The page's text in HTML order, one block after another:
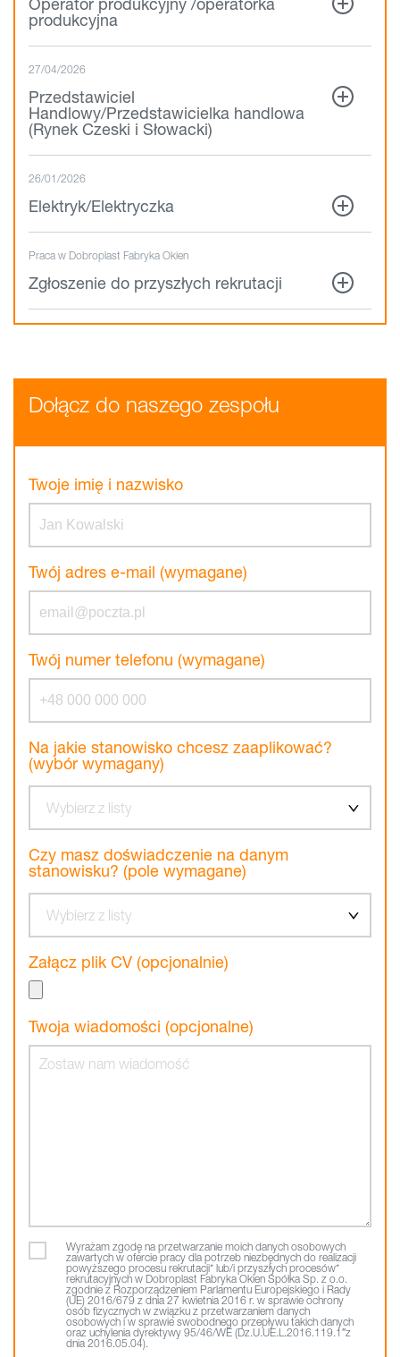
produkcyjna
27/04/2026
Przedstawiciel
Handlowy/Przedstawicielka handlowa
(Rynek Czeski i Słowacki)
26/01/2026
Elektryk/Elektryczka
Praca w Dobroplast Fabryka Okien
Zgłoszenie do przyszłych rekrutacji
Dołącz do naszego zespołu
Twoje imię i nazwisko
Twój adres e-mail (wymagane)
Twój numer telefonu (wymagane)
Na jakie stanowisko chcesz zaaplikować?
(wybór wymagany)
Wybierz z listy
Czy masz doświadczenie na danym
stanowisku? (pole wymagane)
Wybierz z listy
Załącz plik CV (opcjonalnie)
Twoja wiadomości (opcjonalne)
Wyrażam zgodę na przetwarzanie moich danych osobowych
zawartych w ofercie pracy dla potrzeb niezbędnych do realizacji
powyższego procesu rekrutacji* lub/i przyszłych procesów*
rekrutacyjnych w Dobroplast Fabryka Okien Spółka Sp. z o.o.
zgodnie z Rozporządzeniem Parlamentu Europejskiego i Rady
(UE) 2016/679 z dnia 27 kwietnia 2016 r. w sprawie ochrony
osób fizycznych w związku z przetwarzaniem danych
osobowych i w sprawie swobodnego przepływu takich danych
oraz uchylenia dyrektywy 95/46/WE (Dz.U.UE.L.2016.119.1″z
dnia 2016.05.04).